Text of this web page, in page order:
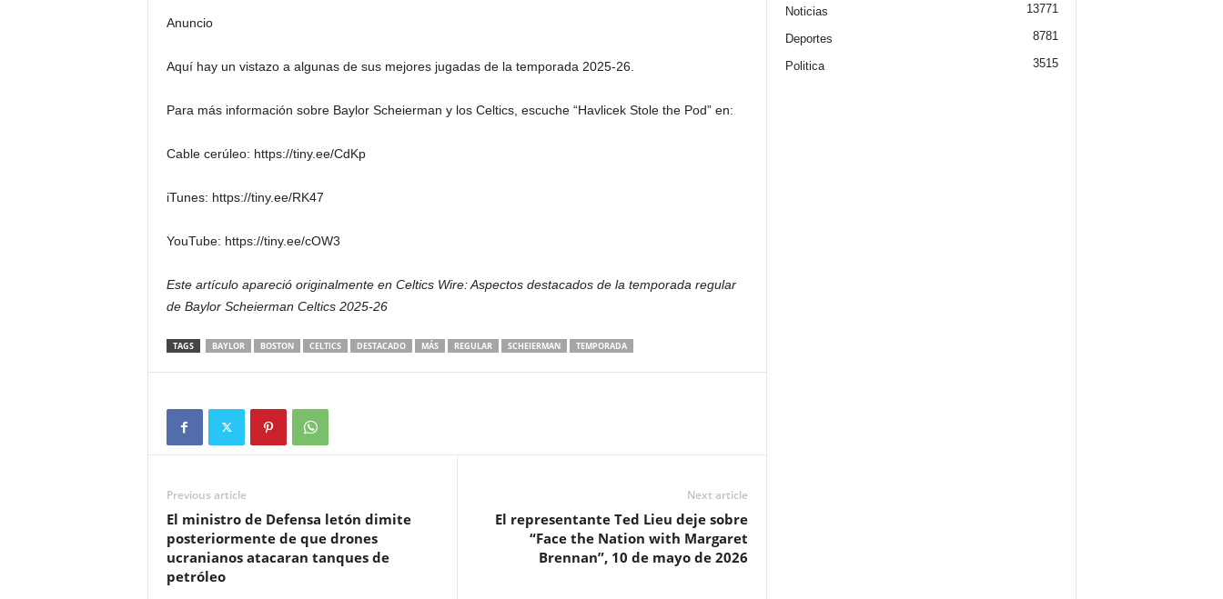
Anuncio
Aquí hay un vistazo a algunas de sus mejores jugadas de la temporada 2025-26.
Para más información sobre Baylor Scheierman y los Celtics, escuche “Havlicek Stole the Pod” en:
Cable cerúleo: https://tiny.ee/CdKp
iTunes: https://tiny.ee/RK47
YouTube: https://tiny.ee/cOW3
Este artículo apareció originalmente en Celtics Wire: Aspectos destacados de la temporada regular
de Baylor Scheierman Celtics 2025-26
TAGS BAYLOR BOSTON CELTICS DESTACADO MÁS REGULAR SCHEIERMAN TEMPORADA
Previous article
El ministro de Defensa letón dimite
posteriormente de que drones
ucranianos atacaran tanques de
petróleo
Next article
El representante Ted Lieu deje sobre
“Face the Nation with Margaret
Brennan”, 10 de mayo de 2026
Noticias 13771
Deportes 8781
Politica 3515